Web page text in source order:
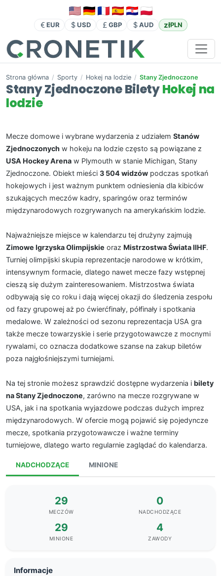
EUR USD GBP AUD złPLN
Strona główna / Sporty / Hokej na lodzie / Stany Zjednoczone
Stany Zjednoczone BiletyHokej na
lodzie
Mecze domowe i wybrane wydarzenia z udziałem Stanów
Zjednoczonych w hokeju na lodzie często są powiązane z
USA Hockey Arena w Plymouth w stanie Michigan, Stany
Zjednoczone. Obiekt mieści 3 504 widzów podczas spotkań
hokejowych i jest ważnym punktem odniesienia dla kibiców
szukających meczów kadry, sparingów oraz terminów
międzynarodowych rozgrywanych na amerykańskim lodzie.
Najważniejsze miejsce w kalendarzu tej drużyny zajmują
Zimowe Igrzyska Olimpijskie oraz Mistrzostwa Świata IIHF.
Turniej olimpijski skupia reprezentacje narodowe w krótkim,
intensywnym formacie, dlatego nawet mecze fazy wstępnej
cieszą się dużym zainteresowaniem. Mistrzostwa świata
odbywają się co roku i dają więcej okazji do śledzenia zespołu
od fazy grupowej aż po ćwierćfinały, półfinały i spotkania
medalowe. W zależności od sezonu reprezentacja USA gra
także mecze towarzyskie i serie przygotowawcze z mocnymi
rywalami, co oznacza dodatkowe szanse na zakup biletów
poza najgłośniejszymi turniejami.
Na tej stronie możesz sprawdzić dostępne wydarzenia i bilety
na Stany Zjednoczone, zarówno na mecze rozgrywane w
USA, jak i na spotkania wyjazdowe podczas dużych imprez
międzynarodowych. W ofercie mogą pojawić się pojedyncze
mecze, spotkania przygotowawcze i ważne terminy
turniejowe, dlatego warto regularnie zaglądać do kalendarza.
NADCHODZĄCE MINIONE
29
MECZÓW
0
NADCHODZĄCE
29
MINIONE
4
ZAWODY
Informacje